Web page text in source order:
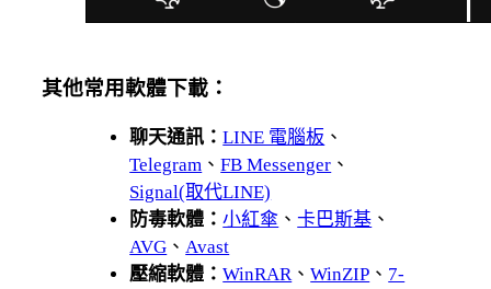
其他常用軟體下載：
聊天通訊：LINE 電腦板 、
Telegram 、FB Messenger 、
Signal(取代LINE)
防毒軟體：小紅傘 、卡巴斯基 、
AVG 、 Avast
壓縮軟體：WinRAR 、WinZIP 、 7-